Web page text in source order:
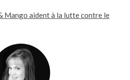
Mango aident à la lutte contre le